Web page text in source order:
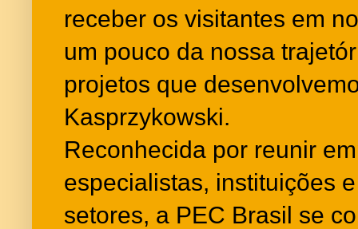
receber os visitantes em
um pouco da nossa
projetos que
Kasprzykowski.
Reconhecida por reunir
especialistas, instituições
setores, a PEC Brasil se